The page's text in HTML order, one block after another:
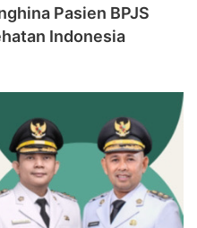
Pasien BPJS
Indonesia